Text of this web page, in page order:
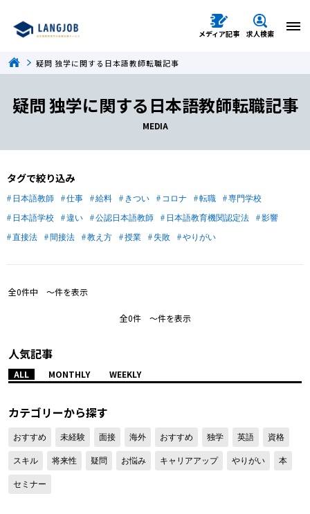
メディア記事 求人検索
疑問 独学に関する日本語教師転職記事
疑問 独学に関する日本語教師転職記事
MEDIA
タグで絞り込み
日本語教師 仕事 給料 きつい コロナ 転職
専門学校
日本語学校
違い 公認日本語教師 日本語教育機関認定法
影響
直接法
間接法 教え方 授業 失敗 やりがい
全0件中 〜件を表示
全0件 〜件を表示
人気記事
ALL MONTHLY WEEKLY
カテゴリーから探す
おすすめ 未経験 面接 海外 おすすめ 独学 英語 資格
スキル 将来性 疑問 お悩み キャリアアップ やりがい 本
セミナー